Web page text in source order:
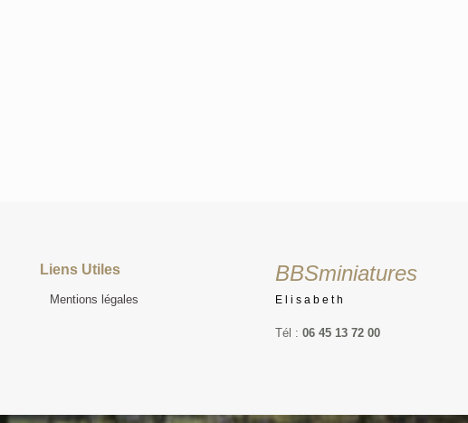
Liens Utiles
Mentions légales
BBSminiatures
Elisabeth
Tél :06 45 13 72 00